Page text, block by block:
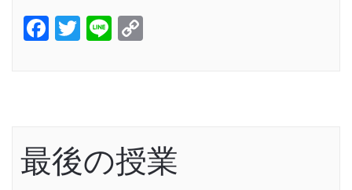
Facebook
Twitter
Line
最後の授業